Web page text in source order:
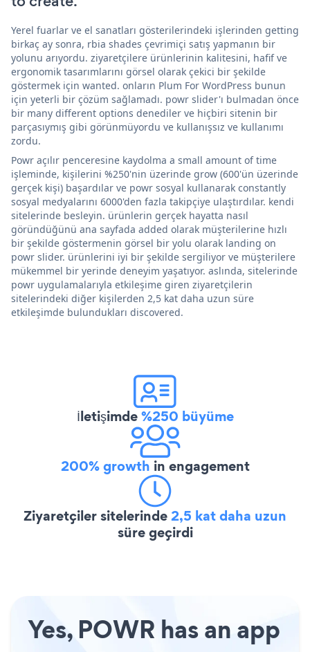
Yerel fuarlar ve el sanatları gösterilerindeki işlerinden getting
birkaç ay sonra, rbia shades çevrimiçi satış yapmanın bir
yolunu arıyordu. ziyaretçilere ürünlerinin kalitesini, hafif ve
ergonomik tasarımlarını görsel olarak çekici bir şekilde
göstermek için wanted. onların Plum For WordPress bunun
için yeterli bir çözüm sağlamadı. powr slider'ı bulmadan önce
bir many different options denediler ve hiçbiri sitenin bir
parçasıymış gibi görünmüyordu ve kullanışsız ve kullanımı
zordu.
Powr açılır penceresine kaydolma a small amount of time
işleminde, kişilerini %250'nin üzerinde grow (600'ün üzerinde
gerçek kişi) başardılar ve powr sosyal kullanarak constantly
sosyal medyalarını 6000'den fazla takipçiye ulaştırdılar. kendi
sitelerinde besleyin. ürünlerin gerçek hayatta nasıl
göründüğünü ana sayfada added olarak müşterilerine hızlı
bir şekilde göstermenin görsel bir yolu olarak landing on
powr slider. ürünlerini iyi bir şekilde sergiliyor ve müşterilere
mükemmel bir yerinde deneyim yaşatıyor. aslında, sitelerinde
powr uygulamalarıyla etkileşime giren ziyaretçilerin
sitelerindeki diğer kişilerden 2,5 kat daha uzun süre
etkileşimde bulundukları discovered.
İletişimde%250 büyüme
200% growth in engagement
Ziyaretçiler sitelerinde2,5 kat daha uzun
süre geçirdi
Yes, POWR has an app